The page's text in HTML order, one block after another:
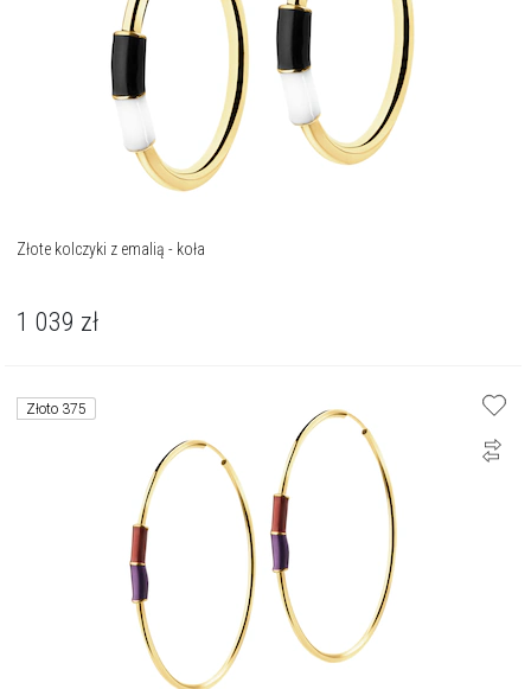
Złote kolczyki z emalią - koła
1 039 zł
Złoto 375